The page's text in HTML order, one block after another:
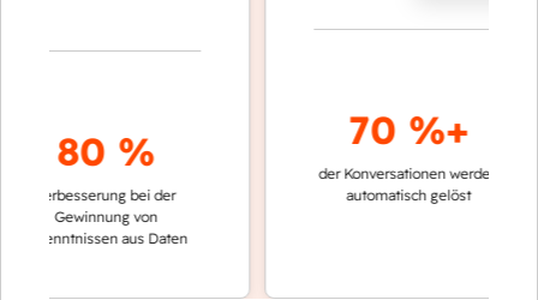
80 %
Verbesserung bei der
Gewinnung von
aus Daten
70 %+
der Konversationen werden
automatisch gelöst